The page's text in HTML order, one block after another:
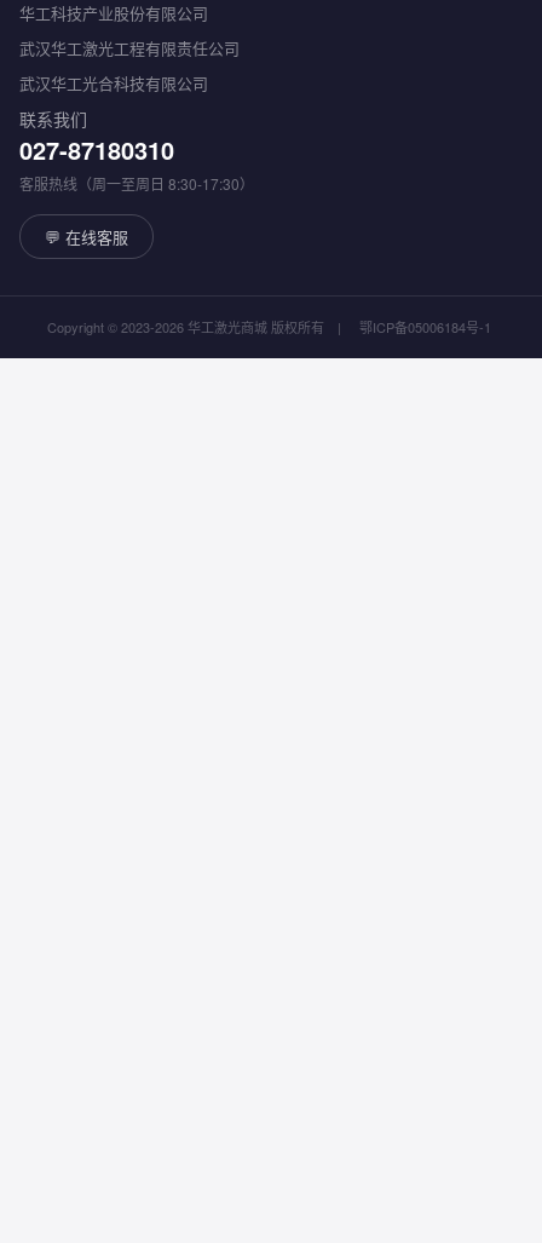
华工科技产业股份有限公司
武汉华工激光工程有限责任公司
武汉华工光合科技有限公司
联系我们
027-87180310
客服热线（周一至周日 8:30-17:30）
💬 在线客服
Copyright © 2023-2026 华工激光商城 版权所有 | 鄂ICP备05006184号-1